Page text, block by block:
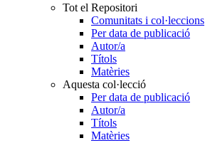
Tot el Repositori
Comunitats i col·leccions
Per data de publicació
Autor/a
Títols
Matèries
Aquesta col·lecció
Per data de publicació
Autor/a
Títols
Matèries